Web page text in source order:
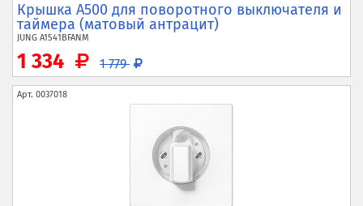
Крышка A500 для поворотного выключателя и
таймера (матовый антрацит)
JUNG A1541BFANM
1 334 1 779
Арт. 0037018